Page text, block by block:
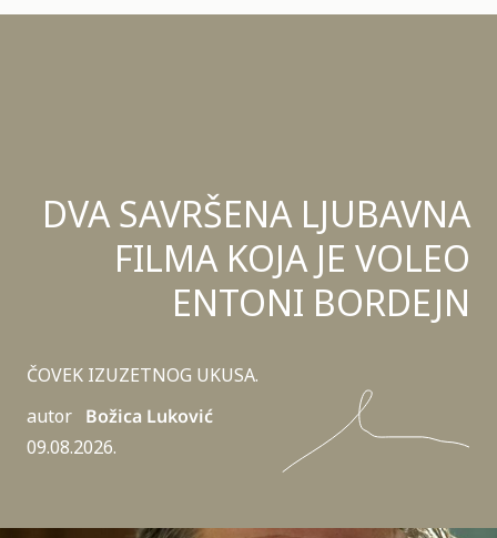
DVA SAVRŠENA LJUBAVNA
FILMA KOJA JE VOLEO
ENTONI BORDEJN
ČOVEK IZUZETNOG UKUSA.
autor Božica Luković
09.08.2026.